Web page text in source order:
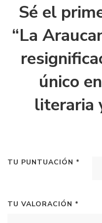
Sé el
“La
único
literaria
TU PUNTUACIÓN *
TU VALORACIÓN *